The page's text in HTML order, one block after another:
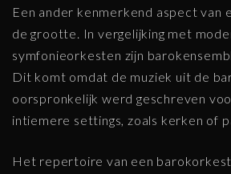
Een ander kenmerkend aspect van
de grootte. In vergelijking met
symfonieorkesten zijn
Dit komt omdat de muziek uit de
oorspronkelijk werd geschreven
intiemere settings, zoals kerken of
Het repertoire van een